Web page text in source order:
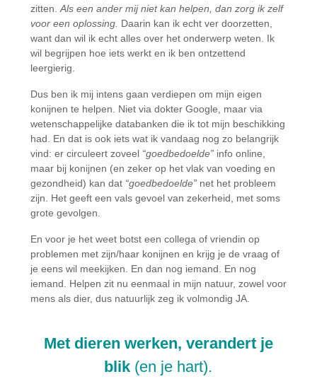
zitten. Als een ander mij niet kan helpen, dan zorg ik zelf
voor een oplossing. Daarin kan ik echt ver doorzetten,
want dan wil ik echt alles over het onderwerp weten. Ik
wil begrijpen hoe iets werkt en ik ben ontzettend
leergierig.
Dus ben ik mij intens gaan verdiepen om mijn eigen
konijnen te helpen. Niet via dokter Google, maar via
wetenschappelijke databanken die ik tot mijn beschikking
had. En dat is ook iets wat ik vandaag nog zo belangrijk
vind: er circuleert zoveel “goedbedoelde”info online,
maar bij konijnen (en zeker op het vlak van voeding en
gezondheid) kan dat “goedbedoelde”net het probleem
zijn. Het geeft een vals gevoel van zekerheid, met soms
grote gevolgen.
En voor je het weet botst een collega of vriendin op
problemen met zijn/haar konijnen en krijg je de vraag of
je eens wil meekijken. En dan nog iemand. En nog
iemand. Helpen zit nu eenmaal in mijn natuur, zowel voor
mens als dier, dus natuurlijk zeg ik volmondig JA.
Met dieren werken, verandert je
blik (en je hart).